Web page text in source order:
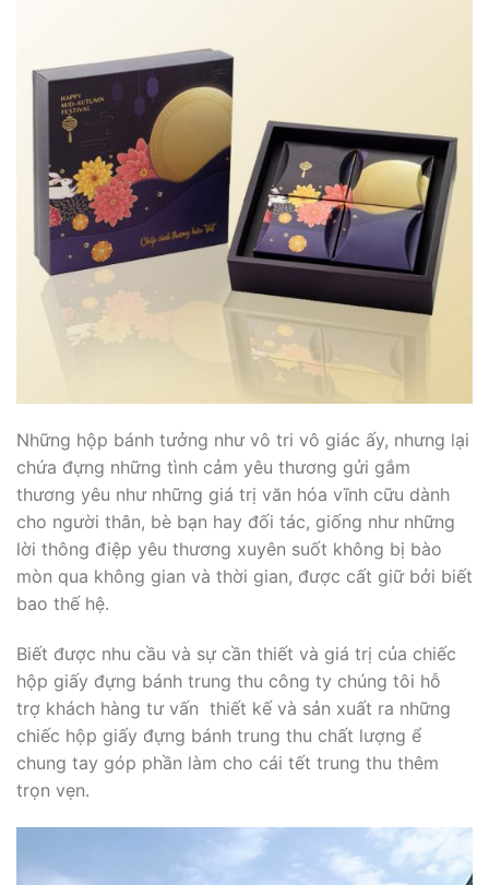
Những hộp bánh tưởng như vô tri vô giác ấy, nhưng lại
chứa đựng những tình cảm yêu thương gửi gắm
thương yêu như những giá trị văn hóa vĩnh cữu dành
cho người thân, bè bạn hay đối tác, giống như những
lời thông điệp yêu thương xuyên suốt không bị bào
mòn qua không gian và thời gian, được cất giữ bởi biết
bao thế hệ.
Biết được nhu cầu và sự cần thiết và giá trị của chiếc
hộp giấy đựng bánh trung thu công ty chúng tôi hỗ
trợ khách hàng tư vấn thiết kế và sản xuất ra những
chiếc hộp giấy đựng bánh trung thu chất lượng ể
chung tay góp phần làm cho cái tết trung thu thêm
trọn vẹn.